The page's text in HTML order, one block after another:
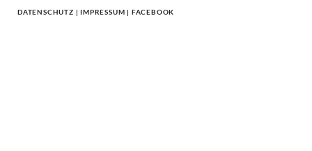
DATENSCHUTZ |IMPRESSUM | FACEBOOK